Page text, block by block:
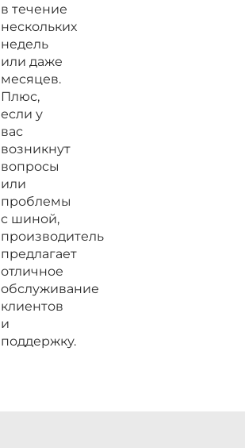
в течение
нескольких
недель
или даже
месяцев.
Плюс,
если у
вас
возникнут
вопросы
или
проблемы
с шиной,
производитель
предлагает
отличное
обслуживание
клиентов
и
поддержку.